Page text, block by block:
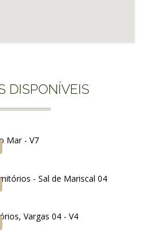
DISPONÍVEIS